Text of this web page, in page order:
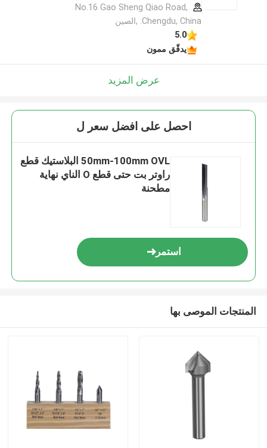
No.16 Gao Sheng Qiao Road,
Chengdu, China. ,الصين
5.0
يدقّق ممون
عرض المزيد
احصل على افضل سعر ل
50mm-100mm OVL البلاستيك قطع
راوتر بت حتى قطع O الناي نهاية
مطحنة
استمر
المنتجات الموصى بها